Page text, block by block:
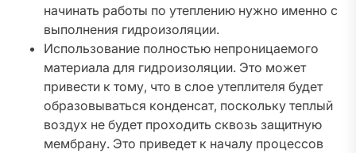
начинать работы по утеплению нужно именно с
выполнения гидроизоляции.
Использование полностью непроницаемого
материала для гидроизоляции. Это может
привести к тому, что в слое утеплителя будет
образовываться конденсат, поскольку теплый
воздух не будет проходить сквозь защитную
мембрану. Это приведет к началу процессов